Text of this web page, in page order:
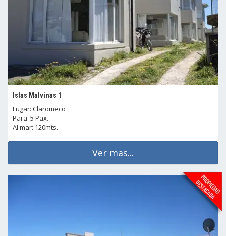
Islas Malvinas 1
Lugar: Claromeco
Para: 5 Pax.
Al mar: 120mts.
Ver mas...